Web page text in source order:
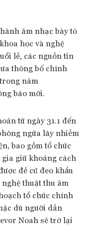
âm nhạc bày tỏ
học và nghệ
lễ, các nguồn tin
thông bố chính
năm
báo mới.
từ ngày 31.1 đến
ngừa lây nhiễm
bao gồm tổ chức
giữ khoảng cách
đề cử đeo khẩu
thuật thu âm
tổ chức chính
dù người dẫn
Noah sẽ trở lại